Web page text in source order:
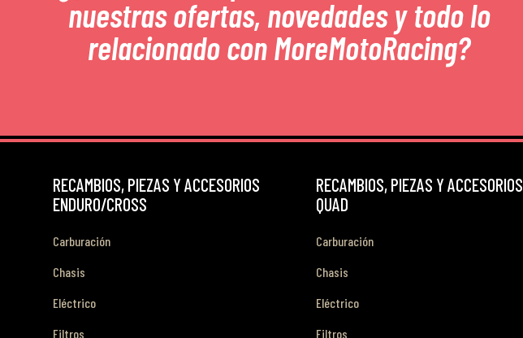
nuestras ofertas, novedades y todo lo
relacionado con MoreMotoRacing?
RECAMBIOS, PIEZAS Y ACCESORIOS
ENDURO/CROSS
Carburación
Chasis
Eléctrico
Filtros
RECAMBIOS, PIEZAS Y ACCESORIOS
QUAD
Carburación
Chasis
Eléctrico
Filtros